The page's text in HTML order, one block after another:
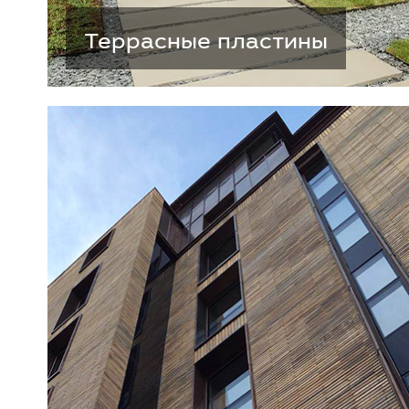
Террасные пластины